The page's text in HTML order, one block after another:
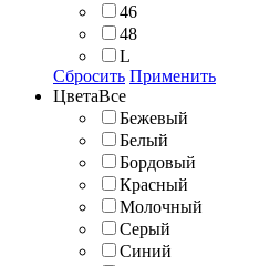
46
48
L
Сбросить Применить
ЦветаВсе
Бежевый
Белый
Бордовый
Красный
Молочный
Серый
Синий